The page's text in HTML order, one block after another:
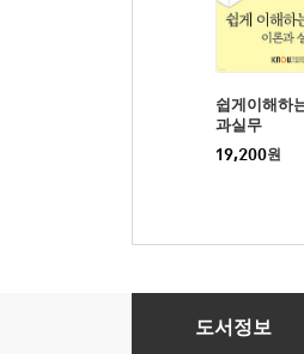
쉽게이해하
과실무
19,200원
경영분석
도서정보